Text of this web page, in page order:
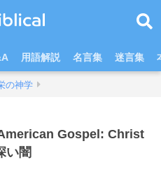
用語解説 名言集 迷言集
の神学
Gospel: Christ
い闇